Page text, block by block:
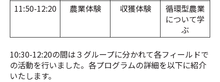
11:50-12:20 農業体験 収獲体験
循環型農業
について学
ぶ
10:30-12:20の間は３グループに分かれて各フィールドで
の活動を行いました。各プログラムの詳細を以下に紹介
いたします。